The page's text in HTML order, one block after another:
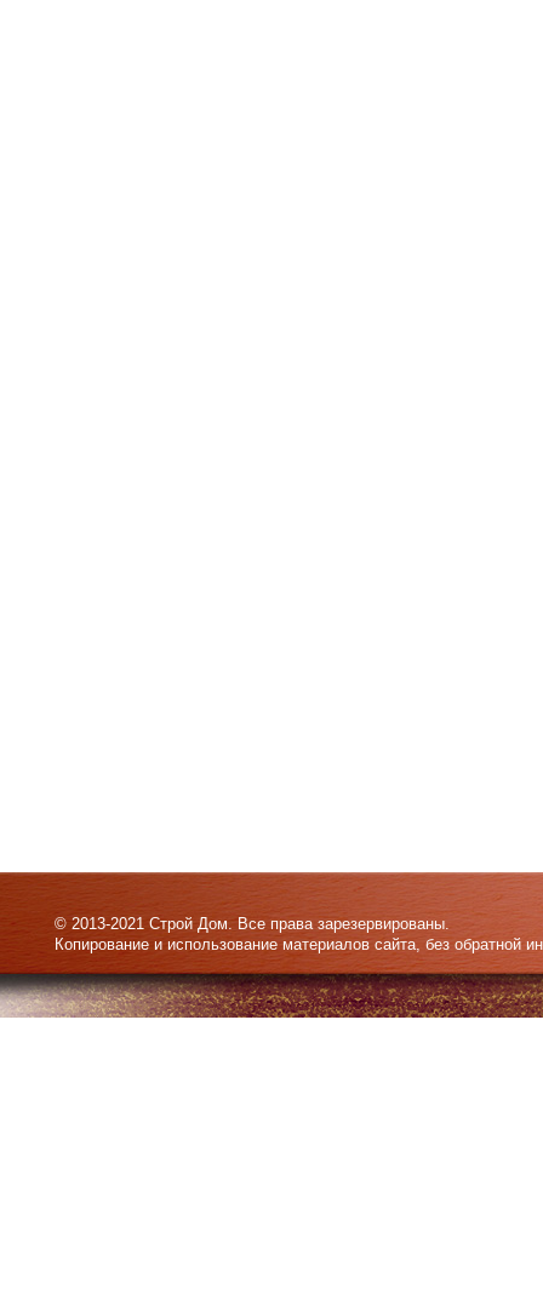
© 2013-2021 Строй Дом. Все права зарезервированы.
Копирование и использование материалов сайта, без обратной